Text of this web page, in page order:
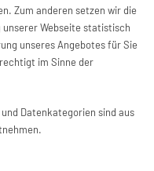
Zum anderen setzen wir die
unserer Webseite statistisch
unseres Angebotes für Sie
im Sinne der
Datenkategorien sind aus